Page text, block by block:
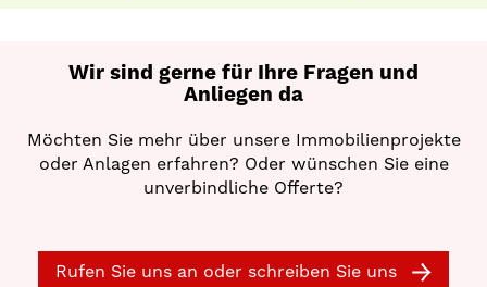
Wir sind gerne für Ihre Fragen und
Anliegen da
Möchten Sie mehr über unsere Immobilienprojekte
oder Anlagen erfahren? Oder wünschen Sie eine
unverbindliche Offerte?
Rufen Sie uns an oder schreiben Sie uns